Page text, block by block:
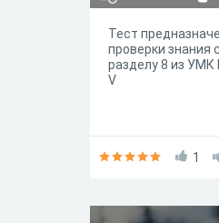
Тест
проверки знания
разделу 8 из УМК
V
1